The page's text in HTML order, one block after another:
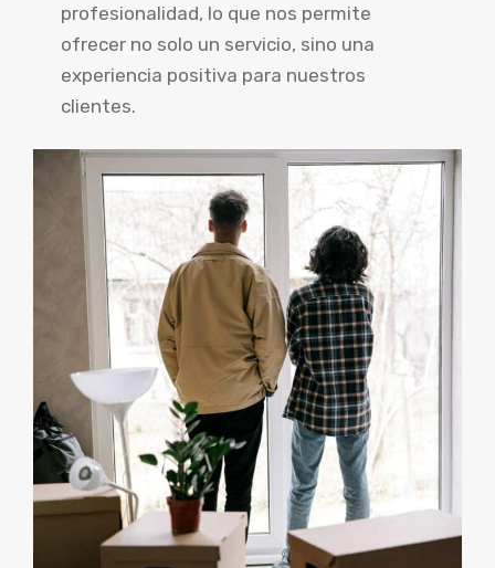
profesionalidad, lo que nos permite
ofrecer no solo un servicio, sino una
experiencia positiva para nuestros
clientes.